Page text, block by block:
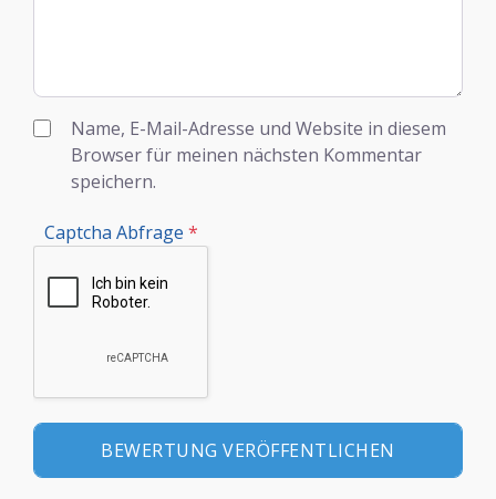
Name, E-Mail-Adresse und Website in diesem
Browser für meinen nächsten Kommentar
speichern.
Captcha Abfrage *